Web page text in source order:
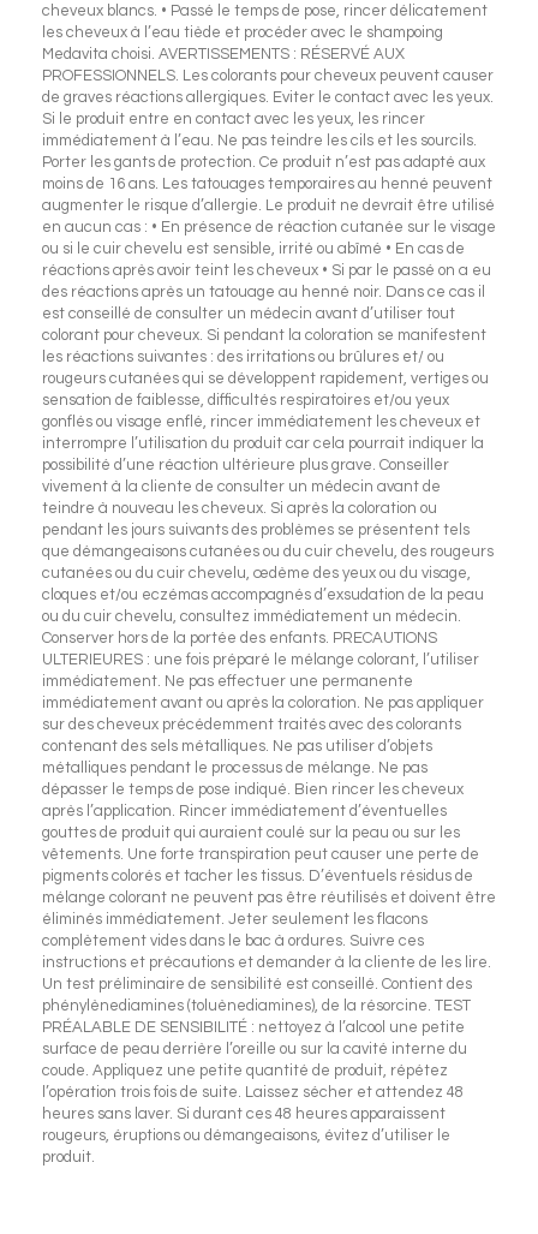
cheveux blancs. • Passé le temps de pose, rincer délicatement
les cheveux à l’eau tiède et procéder avec le shampoing
Medavita choisi. AVERTISSEMENTS : RÉSERVÉ AUX
PROFESSIONNELS. Les colorants pour cheveux peuvent causer
de graves réactions allergiques. Eviter le contact avec les yeux.
Si le produit entre en contact avec les yeux, les rincer
immédiatement à l’eau. Ne pas teindre les cils et les sourcils.
Porter les gants de protection. Ce produit n’est pas adapté aux
moins de 16 ans. Les tatouages temporaires au henné peuvent
augmenter le risque d’allergie. Le produit ne devrait être utilisé
en aucun cas : • En présence de réaction cutanée sur le visage
ou si le cuir chevelu est sensible, irrité ou abîmé • En cas de
réactions après avoir teint les cheveux • Si par le passé on a eu
des réactions après un tatouage au henné noir. Dans ce cas il
est conseillé de consulter un médecin avant d’utiliser tout
colorant pour cheveux. Si pendant la coloration se manifestent
les réactions suivantes : des irritations ou brûlures et/ ou
rougeurs cutanées qui se développent rapidement, vertiges ou
sensation de faiblesse, difficultés respiratoires et/ou yeux
gonflés ou visage enflé, rincer immédiatement les cheveux et
interrompre l’utilisation du produit car cela pourrait indiquer la
possibilité d’une réaction ultérieure plus grave. Conseiller
vivement à la cliente de consulter un médecin avant de
teindre à nouveau les cheveux. Si après la coloration ou
pendant les jours suivants des problèmes se présentent tels
que démangeaisons cutanées ou du cuir chevelu, des rougeurs
cutanées ou du cuir chevelu, œdème des yeux ou du visage,
cloques et/ou eczémas accompagnés d’exsudation de la peau
ou du cuir chevelu, consultez immédiatement un médecin.
Conserver hors de la portée des enfants. PRECAUTIONS
ULTERIEURES : une fois préparé le mélange colorant, l’utiliser
immédiatement. Ne pas effectuer une permanente
immédiatement avant ou après la coloration. Ne pas appliquer
sur des cheveux précédemment traités avec des colorants
contenant des sels métalliques. Ne pas utiliser d’objets
métalliques pendant le processus de mélange. Ne pas
dépasser le temps de pose indiqué. Bien rincer les cheveux
après l’application. Rincer immédiatement d’éventuelles
gouttes de produit qui auraient coulé sur la peau ou sur les
vêtements. Une forte transpiration peut causer une perte de
pigments colorés et tacher les tissus. D’éventuels résidus de
mélange colorant ne peuvent pas être réutilisés et doivent être
éliminés immédiatement. Jeter seulement les flacons
complètement vides dans le bac à ordures. Suivre ces
instructions et précautions et demander à la cliente de les lire.
Un test préliminaire de sensibilité est conseillé. Contient des
phénylènediamines (toluènediamines), de la résorcine. TEST
PRÉALABLE DE SENSIBILITÉ : nettoyez à l’alcool une petite
surface de peau derrière l’oreille ou sur la cavité interne du
coude. Appliquez une petite quantité de produit, répétez
l’opération trois fois de suite. Laissez sécher et attendez 48
heures sans laver. Si durant ces 48 heures apparaissent
rougeurs, éruptions ou démangeaisons, évitez d’utiliser le
produit.